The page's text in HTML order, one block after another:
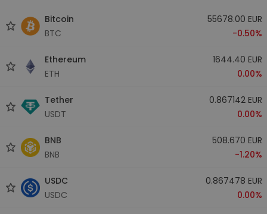
Bitcoin
BTC
55678.00 EUR
-0.50%
Ethereum
ETH
1644.40 EUR
0.00%
Tether
USDT
0.867142 EUR
0.00%
BNB
BNB
508.670 EUR
-1.20%
USDC
USDC
0.867478 EUR
0.00%